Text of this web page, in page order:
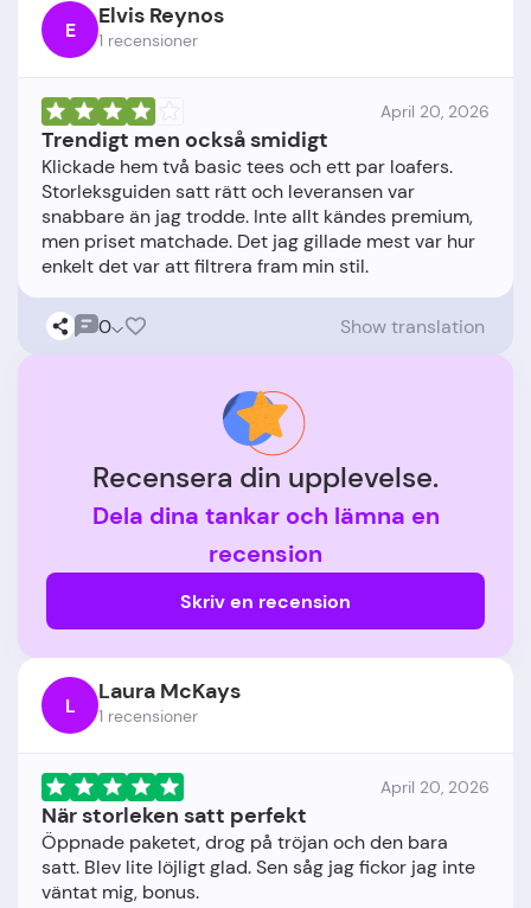
E Elvis Reynos
1 recensioner
April 20, 2026
Trendigt men också smidigt
Klickade hem två basic tees och ett par loafers.
Storleksguiden satt rätt och leveransen var
snabbare än jag trodde. Inte allt kändes premium,
men priset matchade. Det jag gillade mest var hur
0 Show translation
Recensera din upplevelse.
Dela dina tankar och lämna en
recension
Skriv en recension
L Laura McKays
1 recensioner
April 20, 2026
När storleken satt perfekt
Öppnade paketet, drog på tröjan och den bara
satt. Blev lite löjligt glad. Sen såg jag fickor jag inte